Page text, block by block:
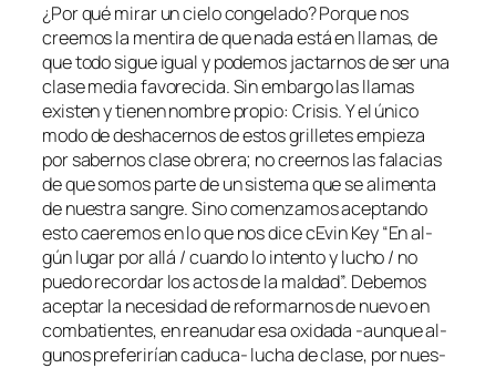
¿Por qué mi­rar un cie­lo con­ge­la­do? Porque nos
cree­mos la men­ti­ra de que na­da es­tá en lla­mas, de
que to­do si­gue igual y po­de­mos jac­tar­nos de ser una
cla­se me­dia fa­vo­re­ci­da. Sin em­bar­go las lla­mas
exis­ten y tie­nen nom­bre pro­pio: Crisis. Y el úni­co
mo­do de des­ha­cer­nos de es­tos gri­lle­tes em­pie­za
por sa­ber­nos cla­se obre­ra; no creer­nos las fa­la­cias
de que so­mos par­te de un sis­te­ma que se ali­men­ta
de nues­tra san­gre. Sino co­men­za­mos acep­tan­do
es­to cae­re­mos en lo que nos di­ce cEvin Key “En al­
gún lu­gar por allá / cuan­do lo in­ten­to y lu­cho / no
pue­do re­cor­dar los ac­tos de la mal­dad”. Debemos
acep­tar la ne­ce­si­dad de re­for­mar­nos de nue­vo en
com­ba­tien­tes, en reanu­dar esa oxi­da­da ‑aun­que al­
gu­nos pre­fe­ri­rían caduca- lu­cha de cla­se, por nues­